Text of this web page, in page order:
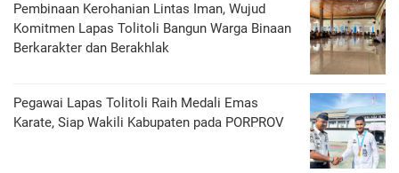
Pembinaan Kerohanian Lintas Iman, Wujud
Komitmen Lapas Tolitoli Bangun Warga Binaan
Berkarakter dan Berakhlak
Pegawai Lapas Tolitoli Raih Medali Emas
Karate, Siap Wakili Kabupaten pada PORPROV